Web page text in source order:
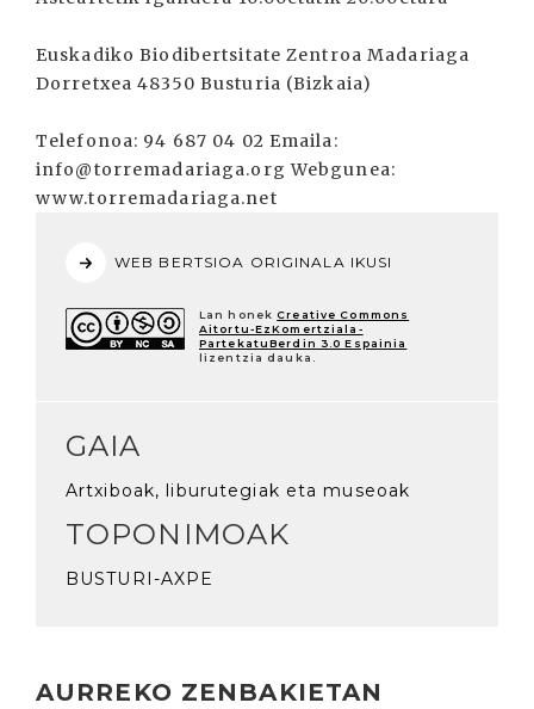
Euskadiko Biodibertsitate Zentroa Madariaga
Dorretxea 48350 Busturia (Bizkaia)
Telefonoa: 94 687 04 02 Emaila:
info@torremadariaga.org Webgunea:
www.torremadariaga.net
WEB BERTSIOA ORIGINALA IKUSI
Lan honek Creative Commons
Aitortu-EzKomertziala-
PartekatuBerdin 3.0 Espainia
lizentzia dauka.
GAIA
Artxiboak, liburutegiak eta museoak
TOPONIMOAK
BUSTURI-AXPE
AURREKO ZENBAKIETAN